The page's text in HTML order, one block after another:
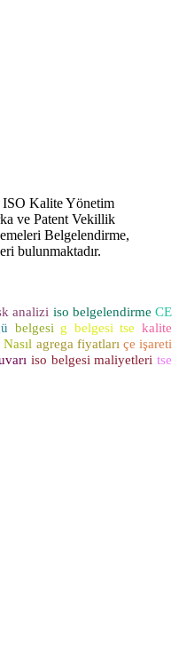
ISO Kalite Yönetim
ve Patent Vekillik
Belgelendirme,
bulunmaktadır.
analizi iso belgelendirme CE
belgesi g belgesi tse kalite
Nasıl agrega fiyatları çe işareti
iso belgesi maliyetleri tse